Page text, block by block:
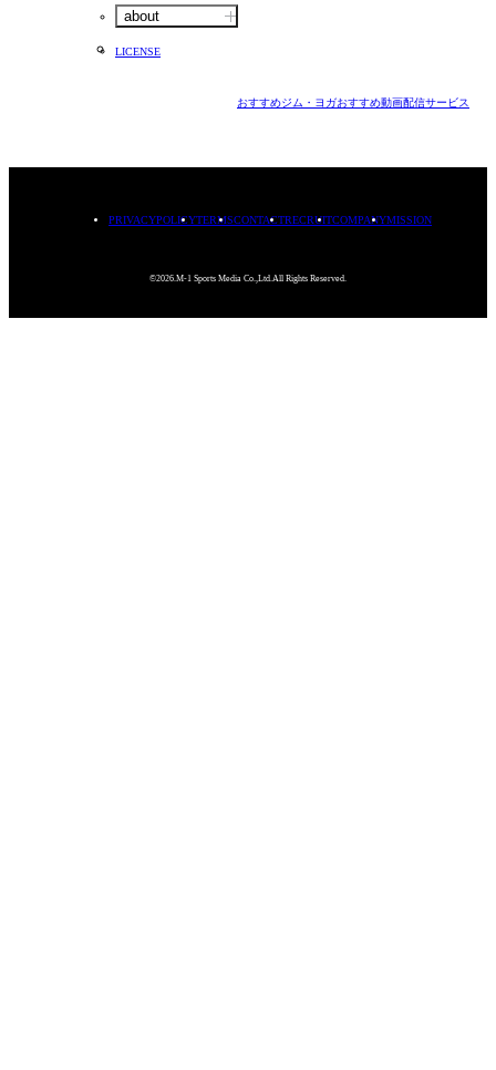
about
LICENSE
おすすめジム・ヨガおすすめ動画配信サービス
PRIVACYPOLICYTERMSCONTACTRECRUITCOMPANYMISSION
©2026.M-1 Sports Media Co.,Ltd.All Rights Reserved.